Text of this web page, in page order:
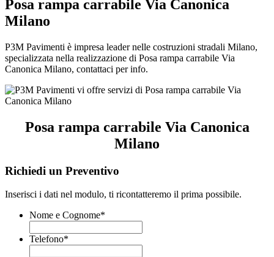
Posa rampa carrabile Via Canonica
Milano
P3M Pavimenti è impresa leader nelle costruzioni stradali Milano,
specializzata nella realizzazione di Posa rampa carrabile Via
Canonica Milano, contattaci per info.
Posa rampa carrabile Via Canonica
Milano
Richiedi un Preventivo
Inserisci i dati nel modulo, ti ricontatteremo il prima possibile.
Nome e Cognome*
Telefono*